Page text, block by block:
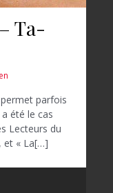
Ta-
permet parfois
été le cas
Lecteurs du
et « La[…]